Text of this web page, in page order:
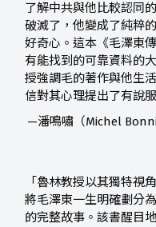
了解中共與他比較認同
破滅了，他變成了純粹
好奇心。這本《毛澤東
有能找到的可靠資料的
授強調毛的著作與他生
信對其心理提出了有說
—潘鳴嘯（Michel
「魯林教授以其獨特視
將毛澤東一生明確劃分
的完整故事。該書醒目